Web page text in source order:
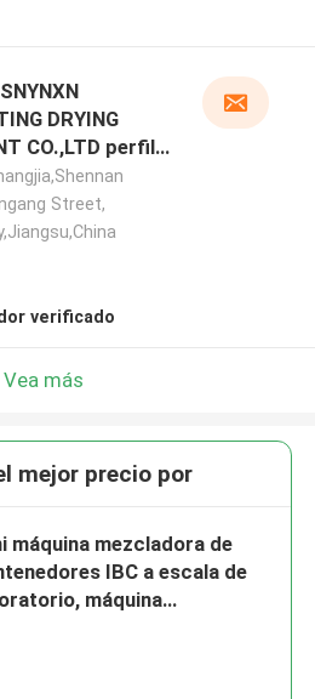
DRYING
CO.,LTD perfil
Street,
verificado
Vea más
mejor precio por
máquina mezcladora de
IBC a escala de
máquina